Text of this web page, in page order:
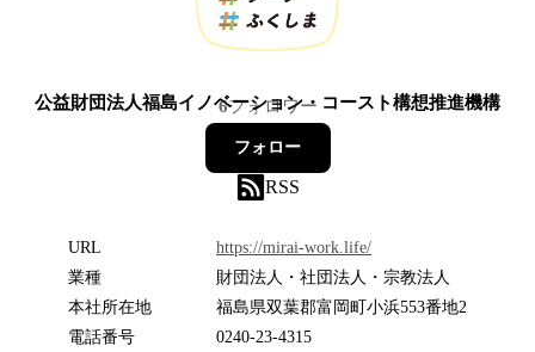
公益財団法人福島イノベーション・コースト構想推進機構
6フォロワー
フォロー
RSS
URL
https://mirai-work.life/
業種
財団法人・社団法人・宗教法人
本社所在地
福島県双葉郡富岡町小浜553番地2
電話番号
0240-23-4315